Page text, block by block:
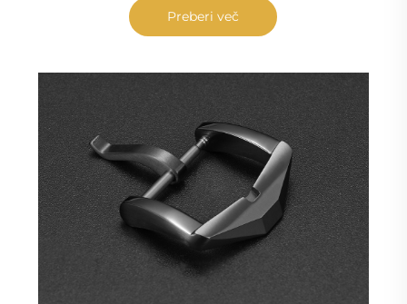
Preberi več